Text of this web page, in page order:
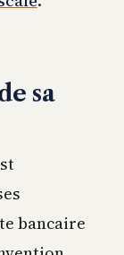
sa
bancaire